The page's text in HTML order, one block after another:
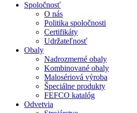
Spoločnosť
O nás
Politika spoločnosti
Certifikáty
Udržateľnosť
Obaly
Nadrozmerné obaly
Kombinované obaly
Malosériová výroba
Špeciálne produkty
FEFCO katalóg
Odvetvia